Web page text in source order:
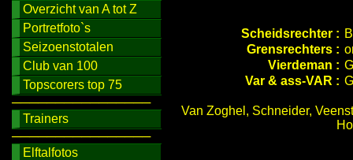
Overzicht van A tot Z
Portretfoto`s
Seizoenstotalen
Club van 100
Topscorers top 75
────────────────
Trainers
────────────────
Elftalfotos
Scheidsrechter :
Grensrechters :
Vierdeman :
Var & ass-VAR :
Van Zoghel, Schneider,